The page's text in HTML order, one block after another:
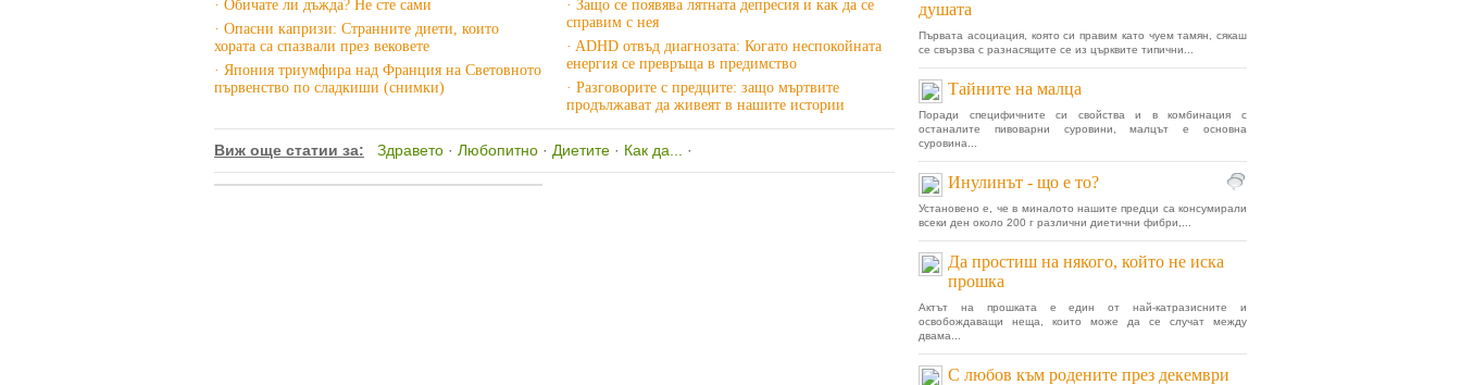
· Обичате ли дъжда? Не сте сами
· Опасни капризи: Странните диети, които
хората са спазвали през вековете
· Япония триумфира над Франция на Световното
първенство по сладкиши (снимки)
· Защо се появява лятната депресия и как да се
справим с нея
· ADHD отвъд диагнозата: Когато неспокойната
енергия се превръща в предимство
· Разговорите с предците: защо мъртвите
продължават да живеят в нашите истории
Виж още статии за: Здравето · Любопитно · Диетите · Как да... ·
душата
Първата асоциация, която си правим като чуем тамян, сякаш
се свързва с разнасящите се из църквите типични...
Тайните на малца
Поради специфичните си свойства и в комбинация с
останалите пивоварни суровини, малцът е основна
суровина...
Инулинът - що е то?
Установено е, че в миналото нашите предци са консумирали
всеки ден около 200 г различни диетични фибри,...
Да простиш на някого, който не иска
прошка
Актът на прошката е един от най-катразисните и
освобождаващи неща, които може да се случат между
двама...
С любов към родените през декември